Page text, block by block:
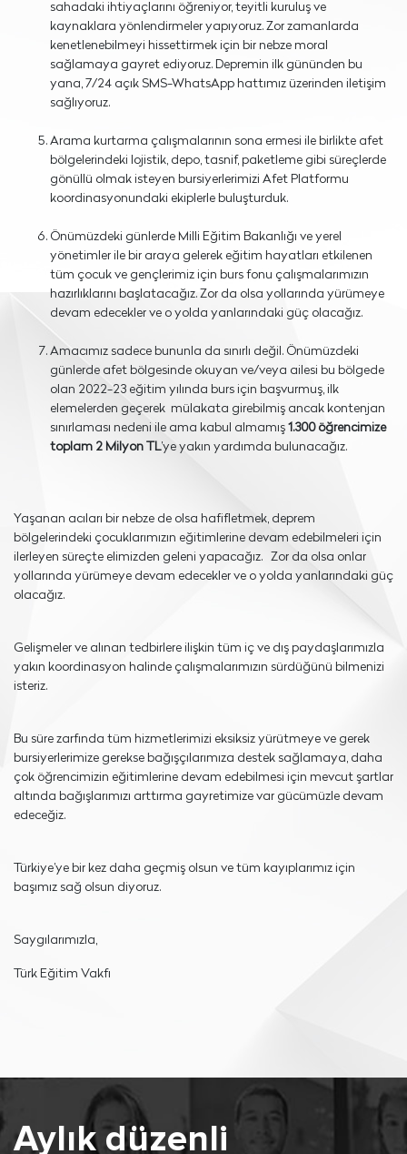
sahadaki ihtiyaçlarını öğreniyor, teyitli kuruluş ve
kaynaklara yönlendirmeler yapıyoruz. Zor zamanlarda
kenetlenebilmeyi hissettirmek için bir nebze moral
sağlamaya gayret ediyoruz. Depremin ilk gününden bu
yana, 7/24 açık SMS-WhatsApp hattımız üzerinden iletişim
sağlıyoruz.
Arama kurtarma çalışmalarının sona ermesi ile birlikte afet
bölgelerindeki lojistik, depo, tasnif, paketleme gibi süreçlerde
gönüllü olmak isteyen bursiyerlerimizi Afet Platformu
koordinasyonundaki ekiplerle buluşturduk.
Önümüzdeki günlerde Milli Eğitim Bakanlığı ve yerel
yönetimler ile bir araya gelerek eğitim hayatları etkilenen
tüm çocuk ve gençlerimiz için burs fonu çalışmalarımızın
hazırlıklarını başlatacağız. Zor da olsa yollarında yürümeye
devam edecekler ve o yolda yanlarındaki güç olacağız.
Amacımız sadece bununla da sınırlı değil. Önümüzdeki
günlerde afet bölgesinde okuyan ve/veya ailesi bu bölgede
olan 2022-23 eğitim yılında burs için başvurmuş, ilk
elemelerden geçerek mülakata girebilmiş ancak kontenjan
sınırlaması nedeni ile ama kabul almamış 1.300 öğrencimize
toplam 2 Milyon TL’ye yakın yardımda bulunacağız.
Yaşanan acıları bir nebze de olsa hafifletmek, deprem
bölgelerindeki çocuklarımızın eğitimlerine devam edebilmeleri için
ilerleyen süreçte elimizden geleni yapacağız. Zor da olsa onlar
yollarında yürümeye devam edecekler ve o yolda yanlarındaki güç
olacağız.
Gelişmeler ve alınan tedbirlere ilişkin tüm iç ve dış paydaşlarımızla
yakın koordinasyon halinde çalışmalarımızın sürdüğünü bilmenizi
isteriz.
Bu süre zarfında tüm hizmetlerimizi eksiksiz yürütmeye ve gerek
bursiyerlerimize gerekse bağışçılarımıza destek sağlamaya, daha
çok öğrencimizin eğitimlerine devam edebilmesi için mevcut şartlar
altında bağışlarımızı arttırma gayretimize var gücümüzle devam
edeceğiz.
Türkiye’ye bir kez daha geçmiş olsun ve tüm kayıplarımız için
başımız sağ olsun diyoruz.
Saygılarımızla,
Türk Eğitim Vakfı
Aylık düzenli